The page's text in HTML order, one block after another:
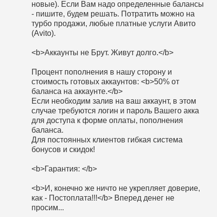
новые). Если Вам надо определенные балансы
- пишите, будем решать. Потратить можно на
турбо продажи, любые платные услуги Авито
(Avito).
<b>Аккаунты не Брут. Живут долго.</b>
Процент пополнения в нашу сторону и
стоимость готовых аккаунтов: <b>50% от
баланса на аккаунте.</b>
Если необходим залив на ваш аккаунт, в этом
случае требуются логин и пароль Вашего акка
для доступа к форме оплаты, пополнения
баланса.
Для постоянных клиентов гибкая система
бонусов и скидок!
<b>Гарантия: </b>
<b>И, конечно же ничто не укрепляет доверие,
как - Постоплата!!!</b> Вперед денег не
просим...